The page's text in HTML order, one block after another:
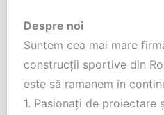
Despre noi
Suntem cea mai mare
construcții sportive din
este să ramanem în
1. Pasionați de proiectare